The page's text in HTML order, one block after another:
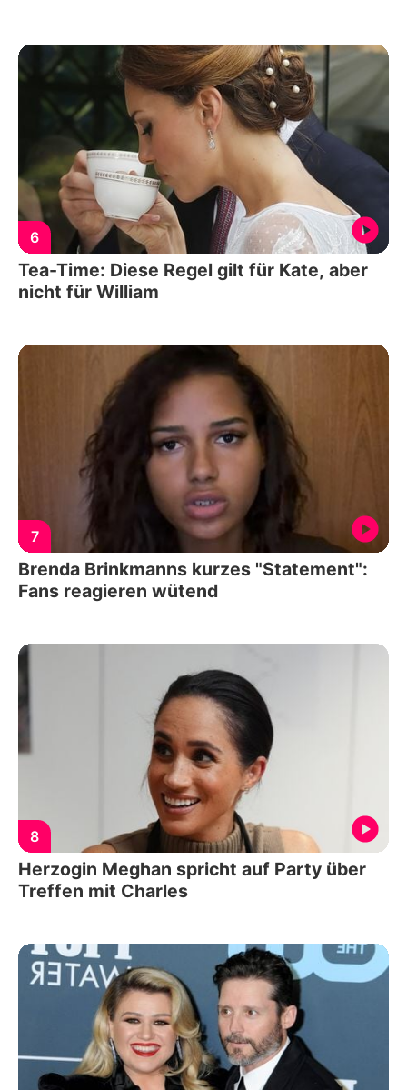
6
Tea-Time: Diese Regel gilt für Kate, aber
nicht für William
7
Brenda Brinkmanns kurzes "Statement":
Fans reagieren wütend
8
Herzogin Meghan spricht auf Party über
Treffen mit Charles